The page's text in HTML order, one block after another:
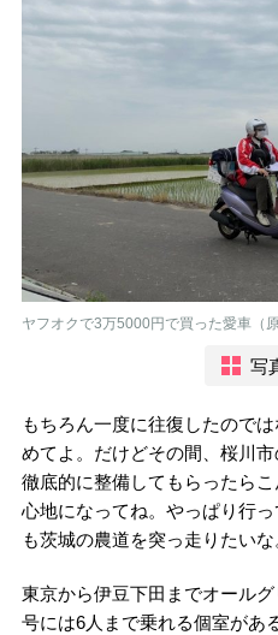
ヤフオクで3万5000円で買った愛車（
写
もちろん一度に往復したので
めてよ。だけどその間、桜川
徹底的に整備してもらったら
心地になってね。やっぱり行
も茨城の農道を突っ走りたいな
東京から伊豆下田までオール
号には6人まで乗れる個室が